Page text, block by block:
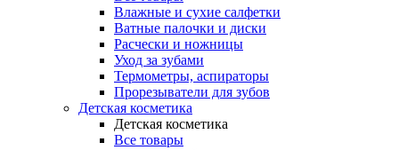
Влажные и сухие салфетки
Ватные палочки и диски
Расчески и ножницы
Уход за зубами
Термометры, аспираторы
Прорезыватели для зубов
Детская косметика
Детская косметика
Все товары